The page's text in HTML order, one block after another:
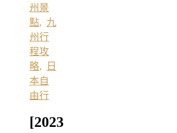
州景
點, 九
州行
程攻
略,
日
本自
由行
[2023